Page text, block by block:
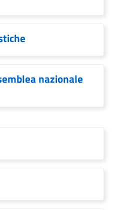
nazionale